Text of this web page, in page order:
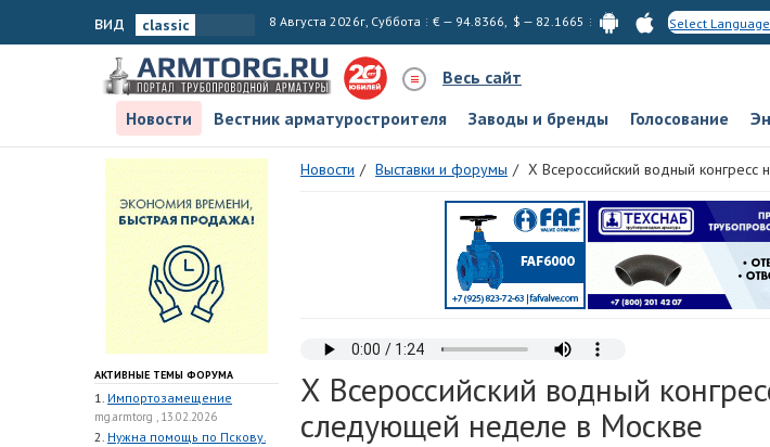
вид 8 Августа 2026г, Суббота € — 94.8366, $ — 82.1665 Select Language
Весь сайт
Новости
Вестник арматуростроителя Заводы и бренды Голосование
АКТИВНЫЕ ТЕМЫ ФОРУМА
1. Импортозамещение
mg.armtorg , 13.02.2026
2. Нужна помощь по Пскову.
Новости Выставки и форумы X Всероссийский водный
X Всероссийский водный
следующей неделе в Москве